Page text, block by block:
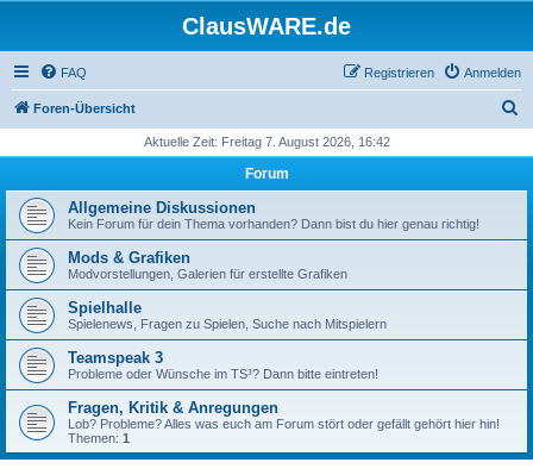
ClausWARE.de
FAQ Anmelden
Registrieren
Foren-Übersicht
h
Aktuelle Zeit: Freitag 7. August 2026, 16:42
Forum
Allgemeine Diskussionen
Kein Forum für dein Thema vorhanden? Dann bist du hier genau richtig!
Mods & Grafiken
Modvorstellungen, Galerien für erstellte Grafiken
Spielhalle
Spielenews, Fragen zu Spielen, Suche nach Mitspielern
Teamspeak 3
Probleme oder Wünsche im TS³? Dann bitte eintreten!
Fragen, Kritik & Anregungen
Lob? Probleme? Alles was euch am Forum stört oder gefällt gehört hier hin!
Themen: 1